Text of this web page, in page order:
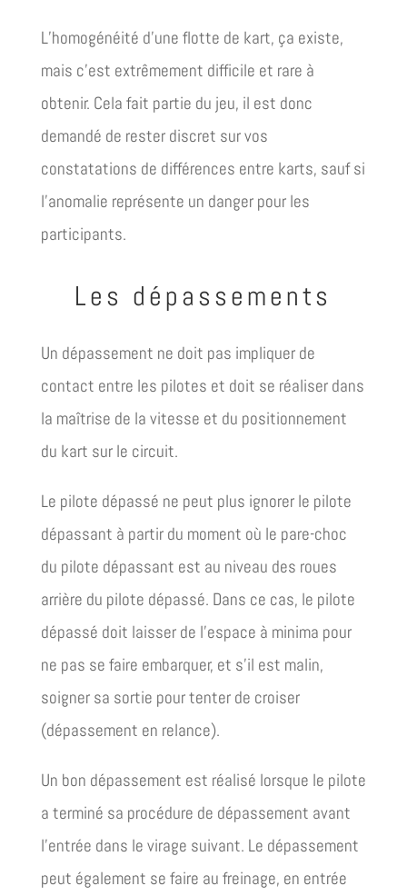
L’homogénéité d’une flotte de kart, ça existe,
mais c’est extrêmement difficile et rare à
obtenir. Cela fait partie du jeu, il est donc
demandé de rester discret sur vos
constatations de différences entre karts, sauf si
l’anomalie représente un danger pour les
participants.
Les dépassements
Un dépassement ne doit pas impliquer de
contact entre les pilotes et doit se réaliser dans
la maîtrise de la vitesse et du positionnement
du kart sur le circuit.
Le pilote dépassé ne peut plus ignorer le pilote
dépassant à partir du moment où le pare-choc
du pilote dépassant est au niveau des roues
arrière du pilote dépassé. Dans ce cas, le pilote
dépassé doit laisser de l’espace à minima pour
ne pas se faire embarquer, et s’il est malin,
soigner sa sortie pour tenter de croiser
(dépassement en relance).
Un bon dépassement est réalisé lorsque le pilote
a terminé sa procédure de dépassement avant
l’entrée dans le virage suivant. Le dépassement
peut également se faire au freinage, en entrée